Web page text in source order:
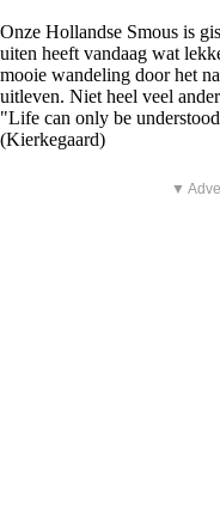
Onze Hollandse Smous is
uiten heeft vandaag wat
mooie wandeling door het
uitleven. Niet heel veel
"Life can only be
(Kierkegaard)
▼